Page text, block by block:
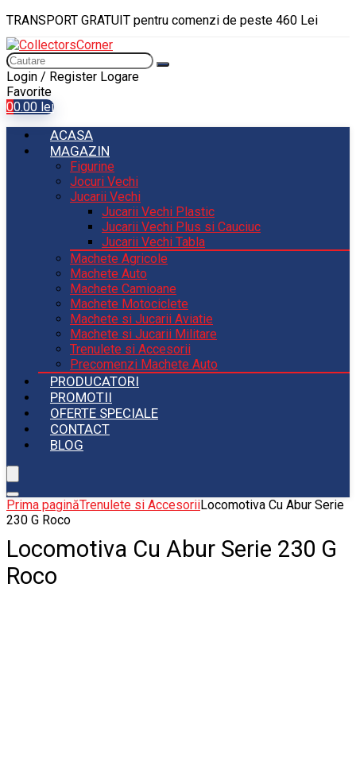
TRANSPORT GRATUIT pentru comenzi de peste 460 Lei
Login / Register Logare
Favorite
00.00 lei
ACASA
MAGAZIN
Figurine
Jocuri Vechi
Jucarii Vechi
Jucarii Vechi Plastic
Jucarii Vechi Plus si Cauciuc
Jucarii Vechi Tabla
Machete Agricole
Machete Auto
Machete Camioane
Machete Motociclete
Machete si Jucarii Aviatie
Machete si Jucarii Militare
Trenulete si Accesorii
Precomenzi Machete Auto
PRODUCATORI
PROMOTII
OFERTE SPECIALE
CONTACT
BLOG
Prima paginăTrenulete si AccesoriiLocomotiva Cu Abur Serie
230 G Roco
Locomotiva Cu Abur Serie 230 G
Roco